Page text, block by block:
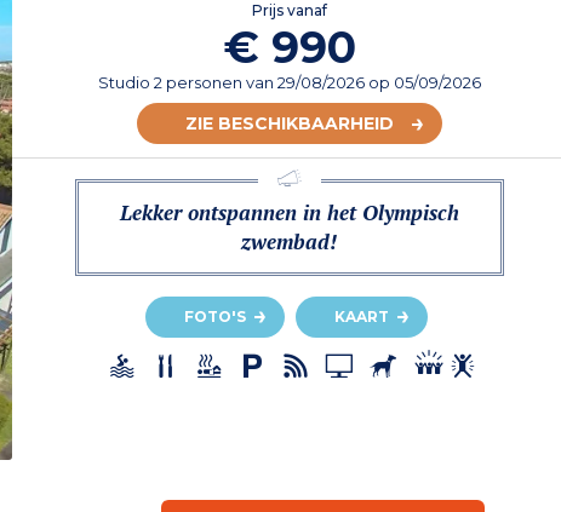
Prijs vanaf
€ 990
Studio 2 personen van 29/08/2026 op 05/09/2026
ZIE BESCHIKBAARHEID
Lekker ontspannen in het Olympisch
zwembad!
FOTO'S KAART